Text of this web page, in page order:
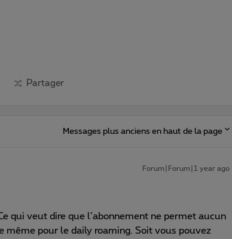
Partager
Messages plus anciens en haut de la page
Forum|Forum|1 year ago
qui veut dire que l’abonnement ne permet aucun
même pour le daily roaming. Soit vous pouvez